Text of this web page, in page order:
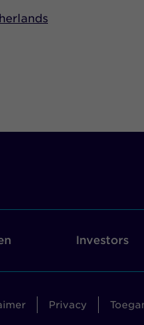
Investors
Privacy